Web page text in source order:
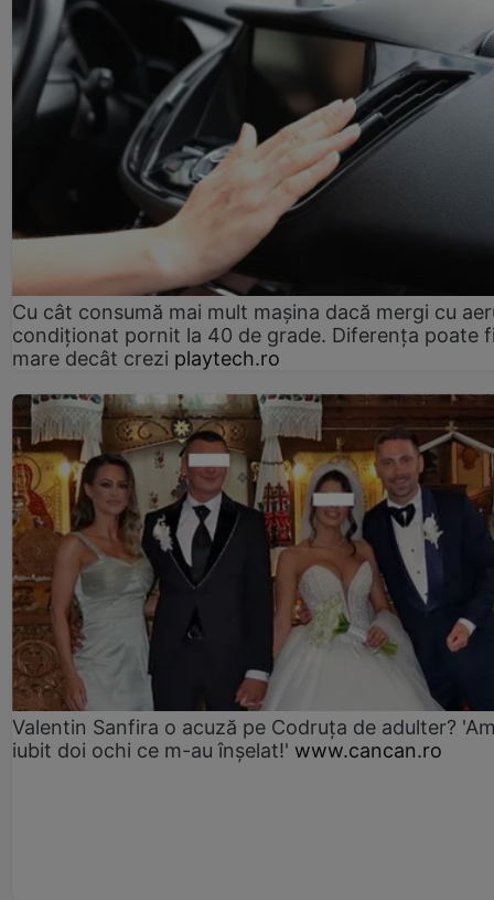
Cu cât consumă mai mult mașina dacă mergi cu
condiționat pornit la 40 de grade. Diferența poate
mare decât crezi playtech.ro
Valentin Sanfira o acuză pe Codruța de adulter?
iubit doi ochi ce m-au înșelat!' www.cancan.ro